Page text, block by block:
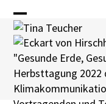
content
Open
mobile
menu
Close
mobile
menu